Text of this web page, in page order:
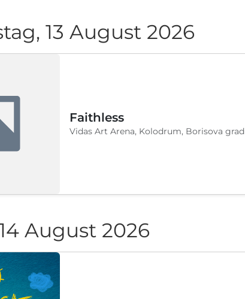
13 August 2026
Faithless
Vidas Art Arena, Kolodrum, Borisova
August 2026